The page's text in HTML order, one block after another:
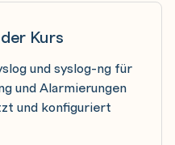
Kurs
und syslog-ng für
und Alarmierungen
und konfiguriert